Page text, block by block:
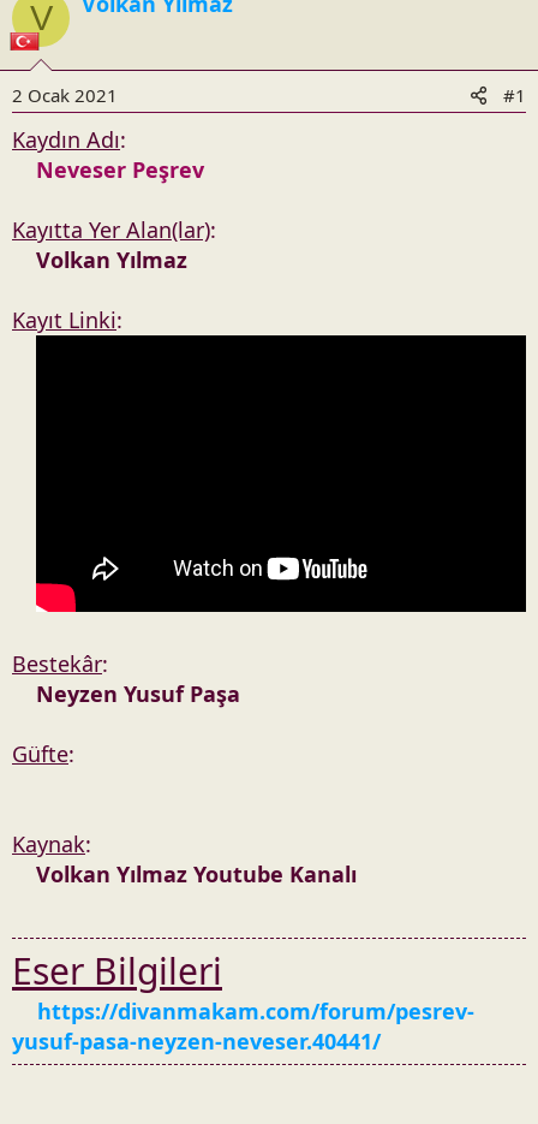
t
n
h
V
2 Ocak 2021 #1
Kaydın Adı:
Neveser Peşrev
Kayıtta Yer Alan(lar):
Volkan Yılmaz
Kayıt Linki:
Bestekâr:
Neyzen Yusuf Paşa
Güfte:
Kaynak:
Volkan Yılmaz Youtube Kanalı
Eser Bilgileri
https://divanmakam.com/forum/pesrev-
yusuf-pasa-neyzen-neveser.40441/